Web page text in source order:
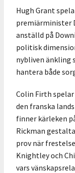
Hugh Grant
premiärminister
anställd på
politisk
nybliven änkling
hantera både
Colin Firth
den franska
finner kärleken
Rickman
prov när
Knightley och
vars